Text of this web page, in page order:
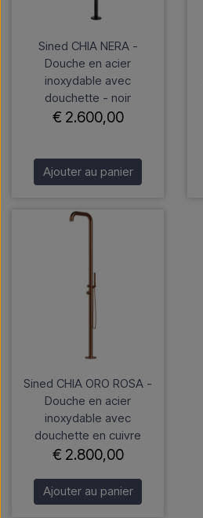
Sined CHIA NERA -
Douche en acier
inoxydable avec
douchette - noir
€ 2.600,00
Ajouter au panier
Sined CHIA ORO ROSA -
Douche en acier
inoxydable avec
douchette en cuivre
€ 2.800,00
Ajouter au panier